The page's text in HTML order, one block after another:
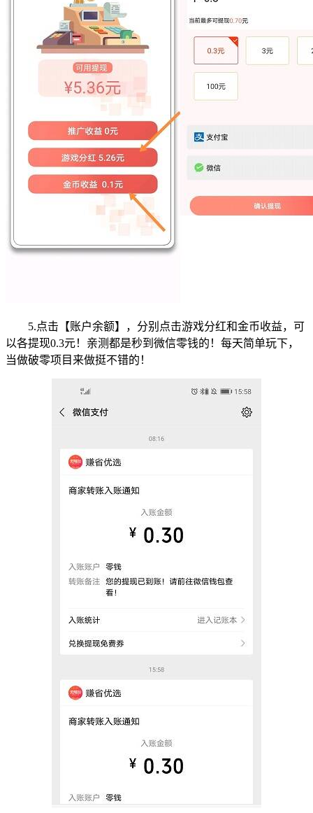
5.点击【账户余额】，分别点击游戏分红和金币收益，可
以各提现0.3元！亲测都是秒到微信零钱的！每天简单玩下，
当做破零项目来做挺不错的！